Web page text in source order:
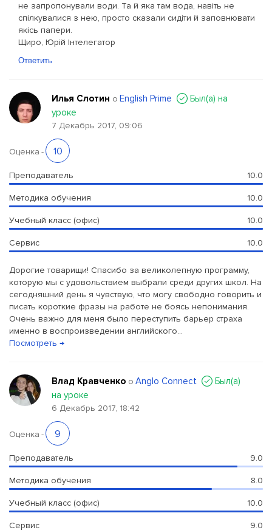
не запропонували води. Та й яка там вода, навіть не
спілкувалися з нею, просто сказали сидіти й заповнювати
якісь папери.
Щиро, Юрій Інтелегатор
Ответить
Илья Слотин о English Prime
Был(a) на
уроке
7 Декабрь 2017, 09:06
Оценка - 10
Преподаватель 10.0
Методика обучения 10.0
Учебный класс (офис) 10.0
Сервис 10.0
Дорогие товарищи! Спасибо за великолепную программу,
которую мы с удовольствием выбрали среди других школ. На
сегодняшний день я чувствую, что могу свободно говорить и
писать короткие фразы на работе не боясь непонимания.
Очень важно для меня было переступить барьер страха
именно в воспроизведении английского...
Посмотреть →
Влад Кравченко о Anglo Connect
Был(a)
на уроке
6 Декабрь 2017, 18:42
Оценка - 9
Преподаватель 9.0
Методика обучения 8.0
Учебный класс (офис) 10.0
Сервис 9.0